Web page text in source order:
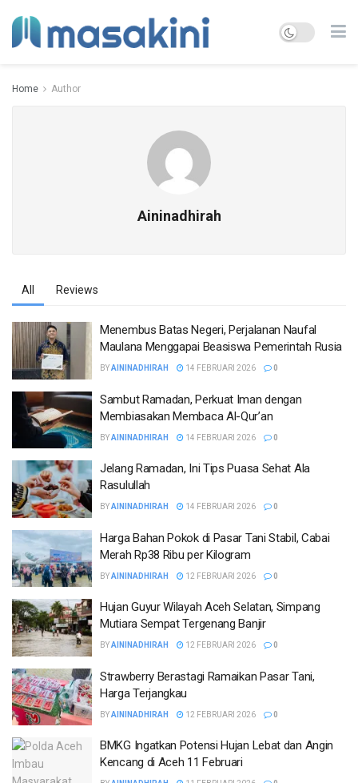
Home Author
Aininadhirah
All Reviews
Menembus Batas Negeri, Perjalanan Naufal
Maulana Menggapai Beasiswa Pemerintah Rusia
BYAININADHIRAH 14 FEBRUARI 2026 0
Sambut Ramadan, Perkuat Iman dengan
Membiasakan Membaca Al-Qur’an
BYAININADHIRAH 14 FEBRUARI 2026 0
Jelang Ramadan, Ini Tips Puasa Sehat Ala
Rasulullah
BYAININADHIRAH 14 FEBRUARI 2026 0
Harga Bahan Pokok di Pasar Tani Stabil, Cabai
Merah Rp38 Ribu per Kilogram
BYAININADHIRAH 12 FEBRUARI 2026 0
Hujan Guyur Wilayah Aceh Selatan, Simpang
Mutiara Sempat Tergenang Banjir
BYAININADHIRAH 12 FEBRUARI 2026 0
Strawberry Berastagi Ramaikan Pasar Tani,
Harga Terjangkau
BYAININADHIRAH 12 FEBRUARI 2026 0
BMKG Ingatkan Potensi Hujan Lebat dan Angin
Kencang di Aceh 11 Februari